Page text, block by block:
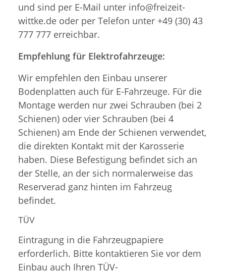
und sind per E-Mail unter info@freizeit-
wittke.de oder per Telefon unter +49 (30) 43
777 777 erreichbar.
Empfehlung für Elektrofahrzeuge:
Wir empfehlen den Einbau unserer
Bodenplatten auch für E-Fahrzeuge. Für die
Montage werden nur zwei Schrauben (bei 2
Schienen) oder vier Schrauben (bei 4
Schienen) am Ende der Schienen verwendet,
die direkten Kontakt mit der Karosserie
haben. Diese Befestigung befindet sich an
der Stelle, an der sich normalerweise das
Reserverad ganz hinten im Fahrzeug
befindet.
TÜV
Eintragung in die Fahrzeugpapiere
erforderlich. Bitte kontaktieren Sie vor dem
Einbau auch Ihren TÜV-